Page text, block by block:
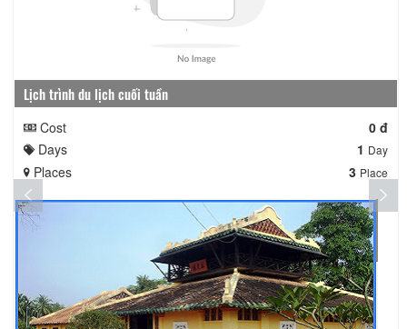
Lịch trình du lịch cuối tuần
Cost
0 đ
Days
1 Day
Places 3 Place